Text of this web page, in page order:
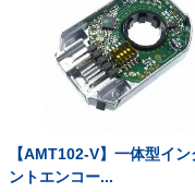
【AMT102-V】一体型イン
ントエンコー...